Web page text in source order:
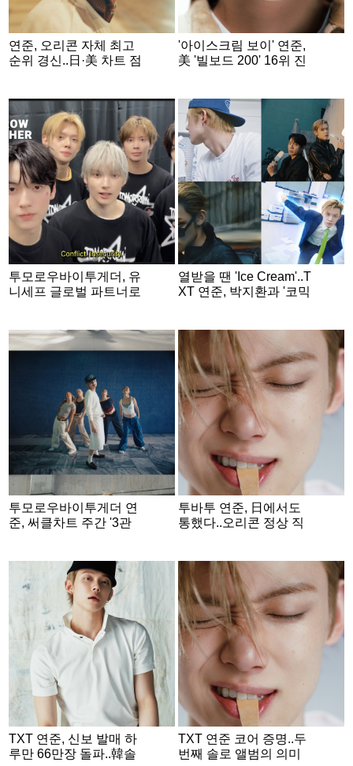
연준, 오리콘 자체 최고
순위 경신..日·美 차트 점
'아이스크림 보이' 연준,
美 '빌보드 200' 16위 진
투모로우바이투게더, 유
니세프 글로벌 파트너로
열받을 땐 'Ice Cream'..T
XT 연준, 박지환과 '코믹
투모로우바이투게더 연
준, 써클차트 주간 '3관
투바투 연준, 日에서도
통했다..오리콘 정상 직
TXT 연준, 신보 발매 하
루만 66만장 돌파..韓솔
TXT 연준 코어 증명..두
번째 솔로 앨범의 의미